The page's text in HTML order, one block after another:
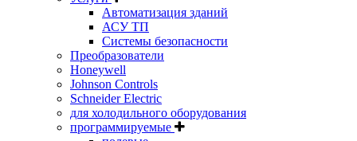
Автоматизация зданий
АСУ ТП
Системы безопасности
Преобразователи
Honeywell
Johnson Controls
Schneider Electric
для холодильного оборудования
программируемые